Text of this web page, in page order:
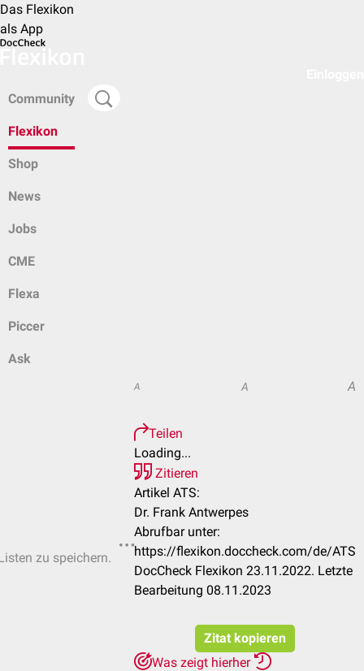
Das Flexikon
als App
Community
Flexikon
Shop
News
Jobs
CME
Flexa
Piccer
Ask
zu speichern.
A A A
Teilen
Loading...
Zitieren
Artikel ATS:
Dr. Frank Antwerpes
Abrufbar unter:
https://flexikon.doccheck.com/de/ATS
DocCheck Flexikon 23.11.2022. Letzte
Bearbeitung 08.11.2023
Zitat kopieren
Was zeigt hierher